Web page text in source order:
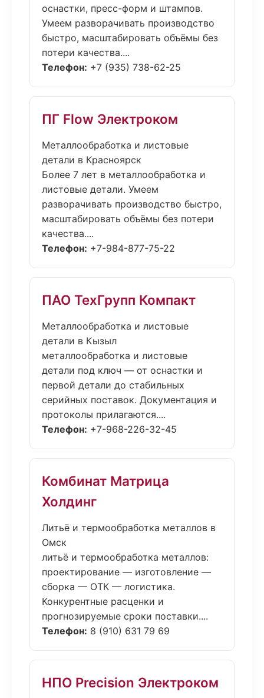
оснастки, пресс-форм и штампов.
Умеем разворачивать производство
быстро, масштабировать объёмы без
потери качества....
Телефон: +7 (935) 738-62-25
ПГ Flow Электроком
Металлообработка и листовые
детали в Красноярск
Более 7 лет в металлообработка и
листовые детали. Умеем
разворачивать производство быстро,
масштабировать объёмы без потери
качества....
Телефон: +7-984-877-75-22
ПАО ТехГрупп Компакт
Металлообработка и листовые
детали в Кызыл
металлообработка и листовые
детали под ключ — от оснастки и
первой детали до стабильных
серийных поставок. Документация и
протоколы прилагаются....
Телефон: +7-968-226-32-45
Комбинат Матрица
Холдинг
Литьё и термообработка металлов в
Омск
литьё и термообработка металлов:
проектирование — изготовление —
сборка — ОТК — логистика.
Конкурентные расценки и
прогнозируемые сроки поставки....
Телефон: 8 (910) 631 79 69
НПО Precision Электроком